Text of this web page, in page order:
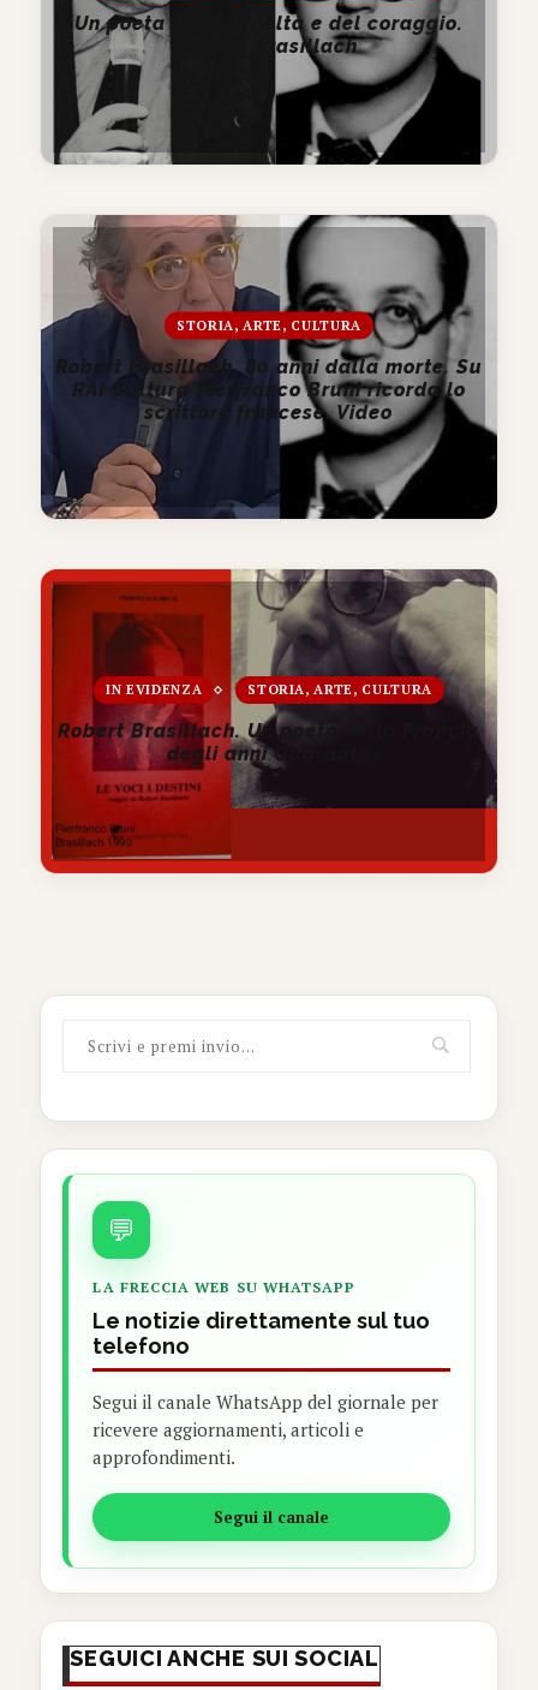
Un poeta della fedeltà e del coraggio.
Robert Brasillach
STORIA, ARTE, CULTURA
Robert Brasillach, 80 anni dalla morte. Su
RAI Cultura Pierfranco Bruni ricorda lo
scrittore francese. Video
IN EVIDENZA STORIA, ARTE, CULTURA
Robert Brasillach. Un poeta nella Francia
degli anni Quaranta
💬
LA FRECCIA WEB SU WHATSAPP
Le notizie direttamente sul tuo
telefono
Segui il canale WhatsApp del giornale per
ricevere aggiornamenti, articoli e
approfondimenti.
Segui il canale
SEGUICI ANCHE SUI SOCIAL